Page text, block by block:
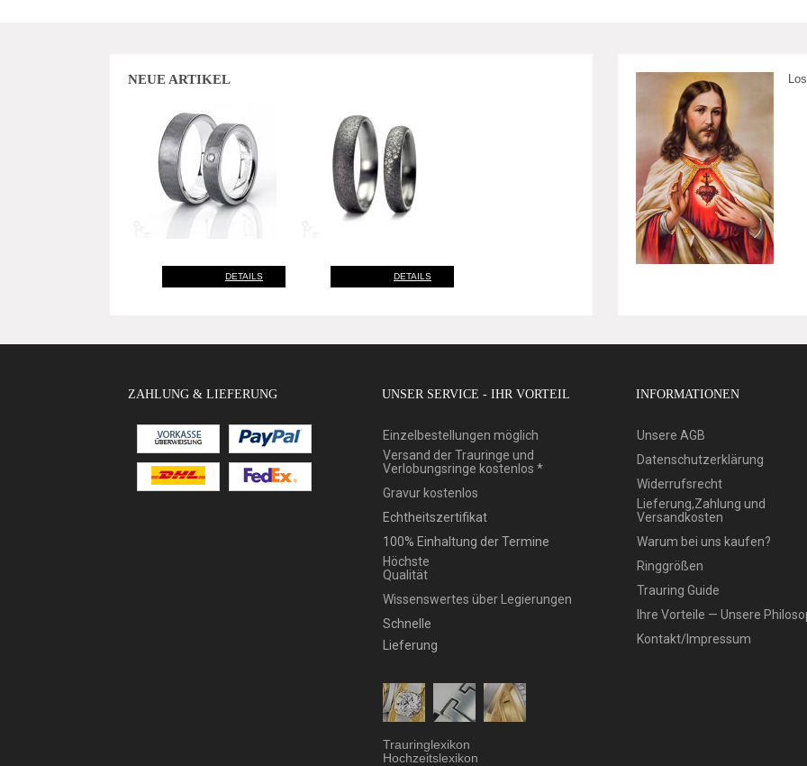
NEUE ARTIKEL
DETAILS DETAILS
ZAHLUNG & LIEFERUNG UNSER SERVICE - IHR VORTEIL
Einzelbestellungen möglich
Versand der Trauringe und
Verlobungsringe kostenlos *
Gravur kostenlos
Echtheitszertifikat
100% Einhaltung der Termine
Höchste
Qualität
Wissenswertes über Legierungen
Schnelle
Lieferung
Trauringlexikon
Hochzeitslexikon
INFORMATIONEN
Unsere AGB
Datenschutzerklärung
Widerrufsrecht
Lieferung,Zahlung und
Versandkosten
Warum bei uns kaufen?
Ringgrößen
Trauring Guide
Ihre Vorteile — Unsere
Kontakt/Impressum